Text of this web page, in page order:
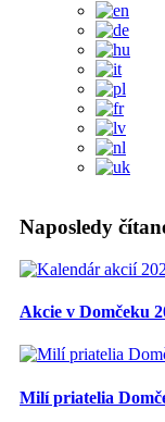
Naposledy
Akcie v Domčeku
Milí priatelia